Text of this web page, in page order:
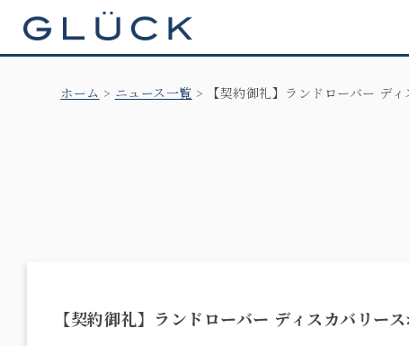
ホーム ニュース一覧 【契約御礼】ランドローバー デ
【契約御礼】ランドローバー ディスカバリー